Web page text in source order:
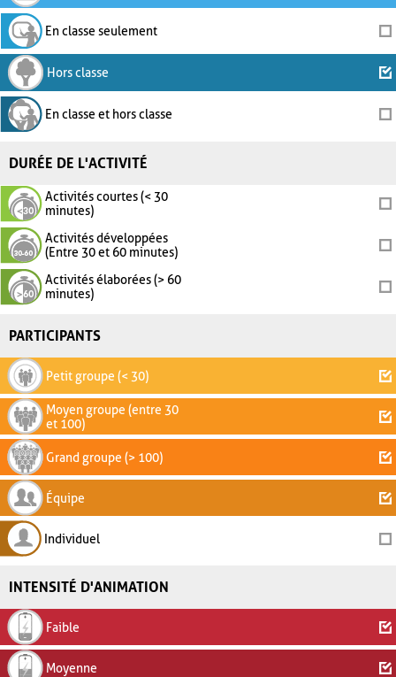
En classe seulement
Hors classe
En classe et hors classe
DURÉE DE L'ACTIVITÉ
Activités courtes (< 30
minutes)
Activités développées
(Entre 30 et 60 minutes)
Activités élaborées (> 60
minutes)
PARTICIPANTS
Petit groupe (< 30)
Moyen groupe (entre 30
et 100)
Grand groupe (> 100)
Équipe
Individuel
INTENSITÉ D'ANIMATION
Faible
Moyenne